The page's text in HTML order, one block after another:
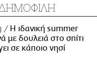
Η ιδανική summer
με δουλειά στο σπίτι
σε κάποιο νησί